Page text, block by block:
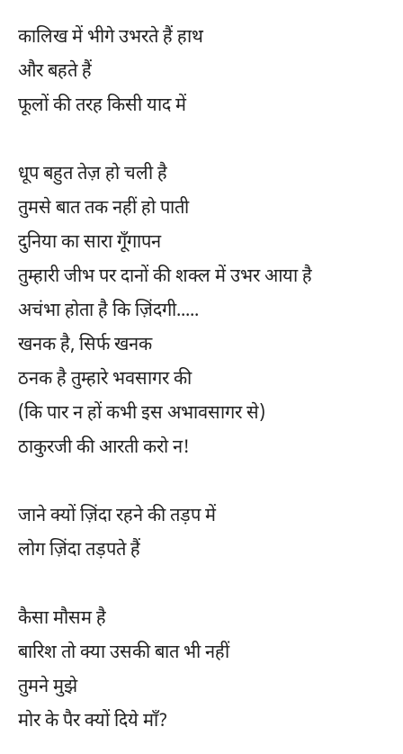
कालिख में भीगे उभरते हैं हाथ
और बहते हैं
फूलों की तरह किसी याद में
धूप बहुत तेज़ हो चली है
तुमसे बात तक नहीं हो पाती
दुनिया का सारा गूँगापन
तुम्हारी जीभ पर दानों की शक्ल में उभर आया है
अचंभा होता है कि ज़िंदगी.....
खनक है, सिर्फ खनक
ठनक है तुम्हारे भवसागर की
(कि पार न हों कभी इस अभावसागर से)
ठाकुरजी की आरती करो न!
जाने क्यों ज़िंदा रहने की तड़प में
लोग ज़िंदा तड़पते हैं
कैसा मौसम है
बारिश तो क्या उसकी बात भी नहीं
तुमने मुझे
मोर के पैर क्यों दिये माँ?